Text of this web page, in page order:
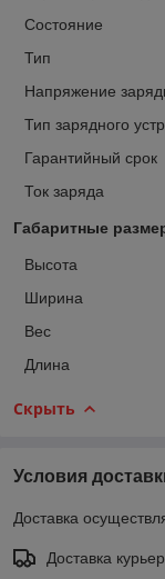
Состояние
Тип
Напряжение
Тип зарядного
Гарантийный срок
Ток заряда
Габаритные
Высота
Ширина
Вес
Длина
Скрыть
Условия
Доставка
Доставка